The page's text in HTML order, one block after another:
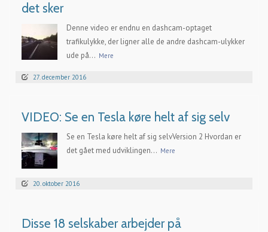
det sker
Denne video er endnu en dashcam-optaget
trafikulykke, der ligner alle de andre dashcam-ulykker
ude på... Mere
27. december 2016
VIDEO: Se en Tesla køre helt af sig selv
Se en Tesla køre helt af sig selvVersion 2 Hvordan er
det gået med udviklingen... Mere
20. oktober 2016
Disse 18 selskaber arbejder på